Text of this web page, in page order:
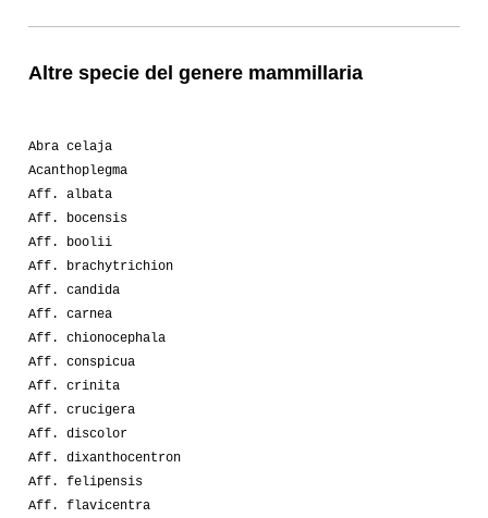
Altre specie del genere mammillaria
Abra celaja
Acanthoplegma
Aff. albata
Aff. bocensis
Aff. boolii
Aff. brachytrichion
Aff. candida
Aff. carnea
Aff. chionocephala
Aff. conspicua
Aff. crinita
Aff. crucigera
Aff. discolor
Aff. dixanthocentron
Aff. felipensis
Aff. flavicentra